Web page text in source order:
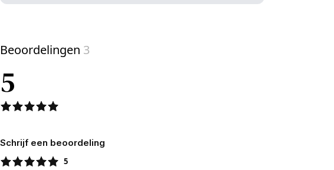
Beoordelingen 3
5
Schrijf een beoordeling
5